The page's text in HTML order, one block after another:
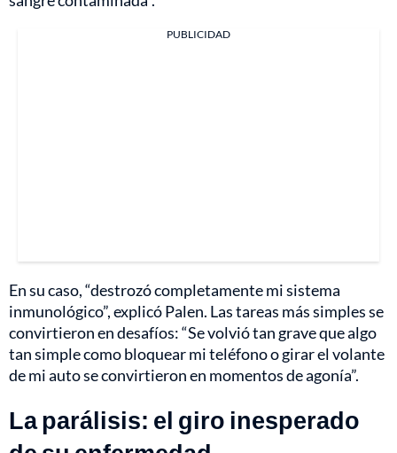
PUBLICIDAD
En su caso, “destrozó completamente mi sistema
inmunológico”, explicó Palen. Las tareas más simples se
convirtieron en desafíos: “Se volvió tan grave que algo
tan simple como bloquear mi teléfono o girar el volante
de mi auto se convirtieron en momentos de agonía”.
La parálisis: el giro inesperado